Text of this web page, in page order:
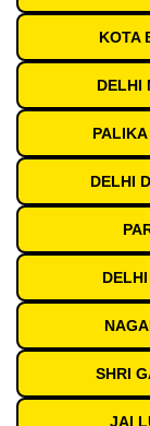
KOTA
DELHI
DELHI
SHRI
JAI